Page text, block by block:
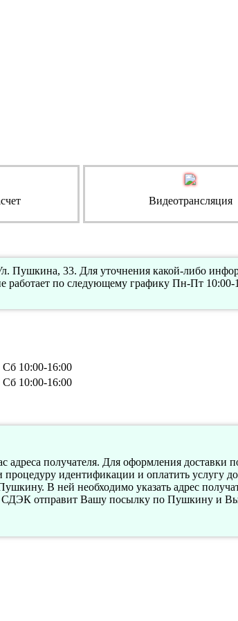
Видеотрансляция
Пушкина, 33. Для уточнения какой-либо
работает по следующему графику Пн-Пт 10:00-
10:00-16:00
10:00-16:00
получателя. Для оформления доставки
идентификации и оплатить услугу
В ней необходимо указать адрес
СДЭК отправит Вашу посылку по Пушкину и